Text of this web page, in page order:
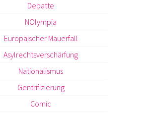
Debatte
NOlympia
Europäischer Mauerfall
Asylrechtsverschärfung
Nationalismus
Gentrifizierung
Comic